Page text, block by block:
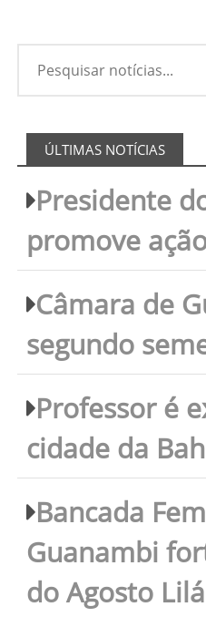
ÚLTIMAS NOTÍCIAS
Presidente
promove
Câmara de
segundo
Professor é
cidade da
Bancada
Guanambi
do Agosto